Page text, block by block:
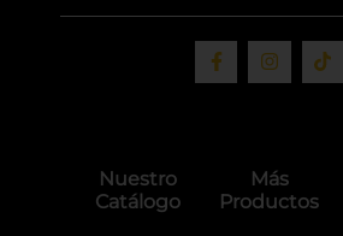
F
a
c
-
I
n
s
a
m
T
i
k
Nuestro
Catálogo
Más
Productos